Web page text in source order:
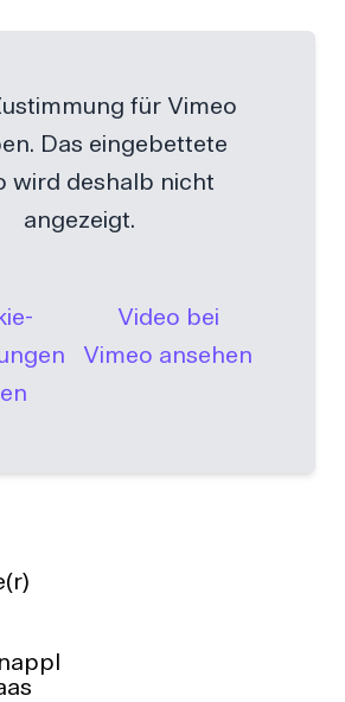
für Vimeo
Das eingebettete
wird deshalb nicht
angezeigt.
Video bei
Vimeo ansehen